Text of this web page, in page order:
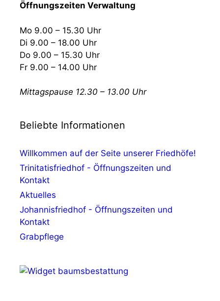
Öffnungszeiten Verwaltung
Mo 9.00 – 15.30 Uhr
Di 9.00 – 18.00 Uhr
Do 9.00 – 15.30 Uhr
Fr 9.00 – 14.00 Uhr
Mittagspause 12.30 – 13.00 Uhr
Beliebte Informationen
Willkommen auf der Seite unserer Friedhöfe!
Trinitatisfriedhof - Öffnungszeiten und
Kontakt
Aktuelles
Johannisfriedhof - Öffnungszeiten und
Kontakt
Grabpflege